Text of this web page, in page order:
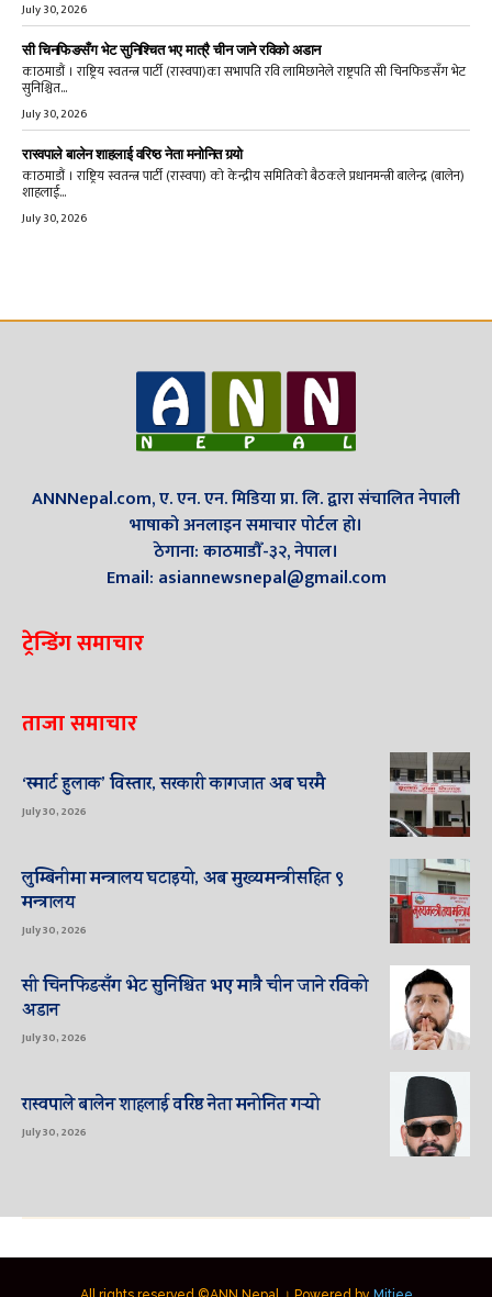
July 30, 2026
सी चिनफिङसँग भेट सुनिश्चित भए मात्रै चीन जाने रविको अडान
काठमाडौं । राष्ट्रिय स्वतन्त्र पार्टी (रास्वपा)का सभापति रवि लामिछानेले राष्ट्रपति सी चिनफिङसँग भेट
सुनिश्चित...
July 30, 2026
रास्वपाले बालेन शाहलाई वरिष्ठ नेता मनोनित गर्‍यो
काठमाडौं । राष्ट्रिय स्वतन्त्र पार्टी (रास्वपा) को केन्द्रीय समितिको बैठकले प्रधानमन्त्री बालेन्द्र (बालेन)
शाहलाई...
July 30, 2026
ANNNepal.com, ए. एन. एन. मिडिया प्रा. लि. द्वारा संचालित नेपाली
भाषाको अनलाइन समाचार पोर्टल हो।
ठेगाना: काठमाडौँ-३२, नेपाल।
Email: asiannewsnepal@gmail.com
ट्रेन्डिंग समाचार
ताजा समाचार
‘स्मार्ट हुलाक’ विस्तार, सरकारी कागजात अब घरमै
July 30, 2026
लुम्बिनीमा मन्त्रालय घटाइयो, अब मुख्यमन्त्रीसहित ९
मन्त्रालय
July 30, 2026
सी चिनफिङसँग भेट सुनिश्चित भए मात्रै चीन जाने रविको
अडान
July 30, 2026
रास्वपाले बालेन शाहलाई वरिष्ठ नेता मनोनित गर्‍यो
July 30, 2026